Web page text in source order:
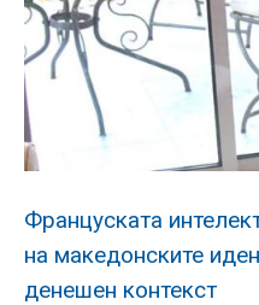
Француската
на македонските
денешен контекст